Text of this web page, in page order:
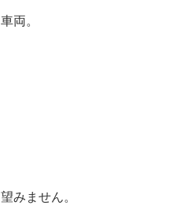
両。
みません。